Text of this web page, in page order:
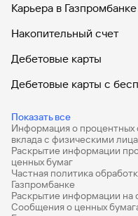
Карьера в Газпромбанке
Накопительный счет
Дебетовые карты
Дебетовые карты с
Показать все
Банковские вклады на
Вклады с высоким
Калькулятор вкладов
Виртуальные карты
Информация о процентных
вклада с физическими
Раскрытие информации
ценных бумаг
Частная политика
Газпромбанке
Раскрытие информации
Сообщения о ценных